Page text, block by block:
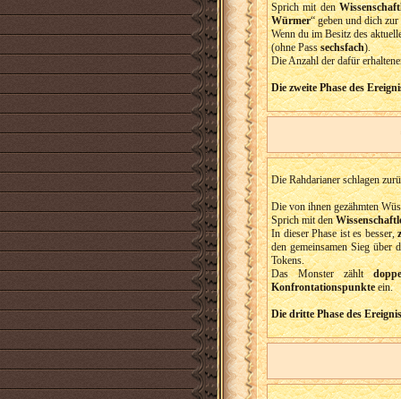
Sprich mit den
Würmer“ geben und dich
Wenn du im Besitz des
(ohne Passsechsfach).
Die Anzahl der dafür
Die zweite Phase des
Die Rahdarianer schlagen
Die von ihnen gezähmten
Sprich mit den
In dieser Phase ist es besser,
den gemeinsamen Sieg über
Tokens.
Das Monster zählt
Konfrontationspunkteein.
Die dritte Phase des